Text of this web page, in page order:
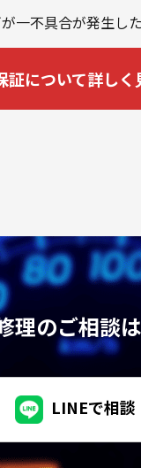
一不具合が発生し
証について詳しく
理のご相談
LINEで相談